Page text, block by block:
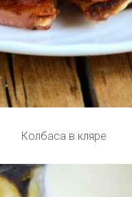
Колбаса в кляре